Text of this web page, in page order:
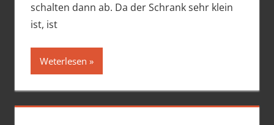
schalten dann ab. Da der Schrank sehr klein
ist, ist
Weterlesen